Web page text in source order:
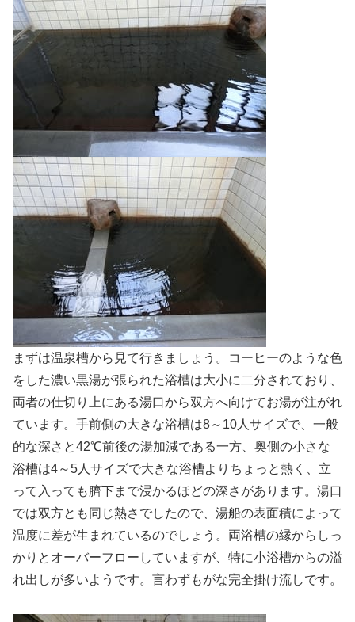
まずは温泉槽から見て行きましょう。コーヒーのような色
をした濃い黒湯が張られた浴槽は大小に二分されており、
両者の仕切り上にある湯口から双方へ向けてお湯が注がれ
ています。手前側の大きな浴槽は8～10人サイズで、一般
的な深さと42℃前後の湯加減である一方、奥側の小さな
浴槽は4～5人サイズで大きな浴槽よりちょっと熱く、立
って入っても臍下まで浸かるほどの深さがあります。湯口
では双方とも同じ熱さでしたので、湯船の表面積によって
温度に差が生まれているのでしょう。両浴槽の縁からしっ
かりとオーバーフローしていますが、特に小浴槽からの溢
れ出しが多いようです。言わずもがな完全掛け流しです。